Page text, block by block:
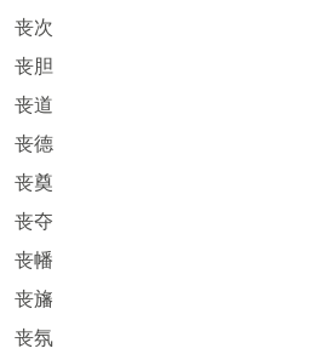
丧次
丧胆
丧道
丧德
丧奠
丧夺
丧幡
丧旛
丧氛